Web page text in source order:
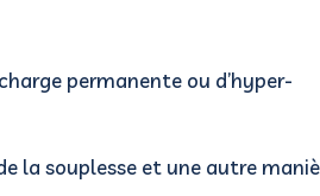
permanente ou d’hyper-
la souplesse et une autre